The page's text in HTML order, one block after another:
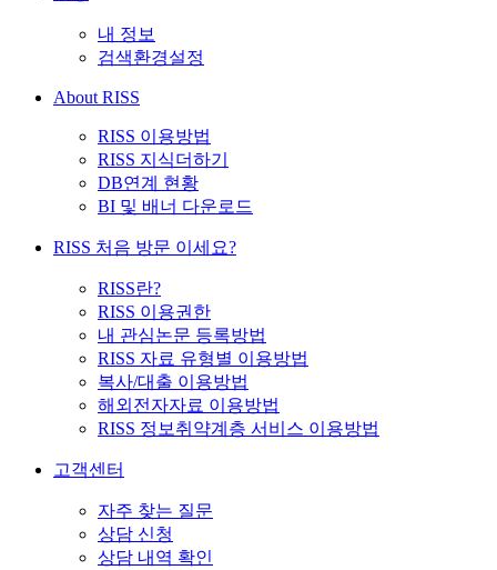
내 정보
검색환경설정
About RISS
RISS 이용방법
RISS 지식더하기
DB연계 현황
BI 및 배너 다운로드
RISS 처음 방문 이세요?
RISS란?
RISS 이용권한
내 관심논문 등록방법
RISS 자료 유형별 이용방법
복사/대출 이용방법
해외전자자료 이용방법
RISS 정보취약계층 서비스 이용방법
고객센터
자주 찾는 질문
상담 신청
상담 내역 확인